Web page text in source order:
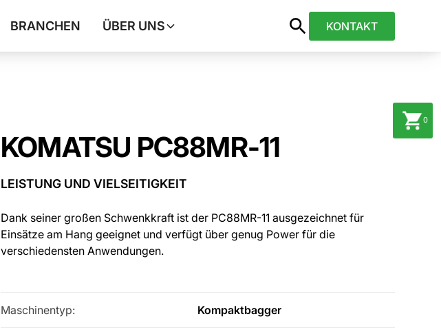
BRANCHEN ÜBER UNS KONTAKT
KOMATSU PC88MR-11
LEISTUNG UND VIELSEITIGKEIT
Dank seiner großen Schwenkkraft ist der PC88MR-11 ausgezeichnet für
Einsätze am Hang geeignet und verfügt über genug Power für die
verschiedensten Anwendungen.
Maschinentyp: Kompaktbagger
0